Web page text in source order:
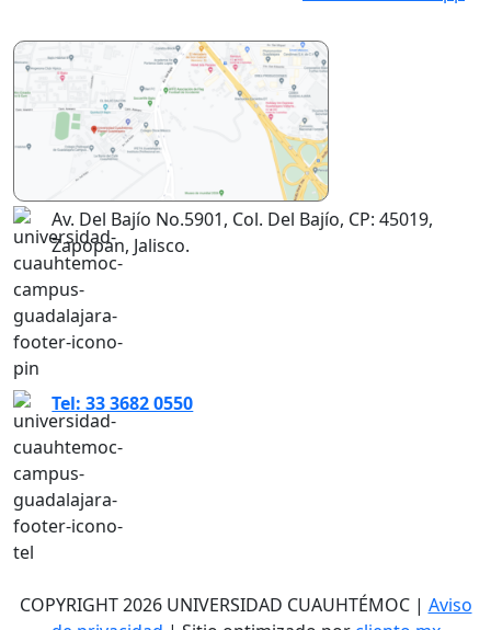
Av. Del Bajío No.5901, Col. Del Bajío, CP: 45019,
Zapopan, Jalisco.
Tel: 33 3682 0550
COPYRIGHT 2026 UNIVERSIDAD CUAUHTÉMOC | Aviso